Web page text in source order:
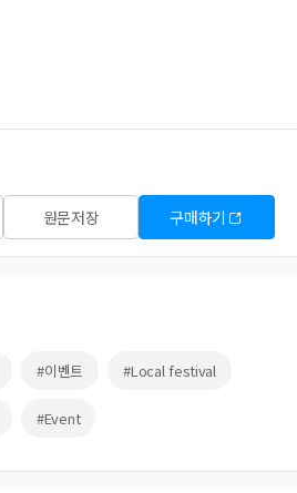
원문저장 구매하기
#이벤트 #Local festival
#Event